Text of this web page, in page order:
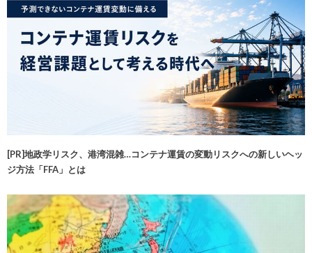
[PR]地政学リスク、港湾混雑…コンテナ運賃の変動リスクへの新しいヘッ
ジ方法「FFA」とは